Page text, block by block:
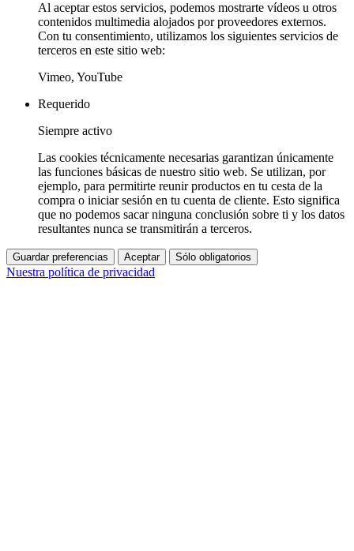
Al aceptar estos servicios, podemos mostrarte vídeos u otros
contenidos multimedia alojados por proveedores externos.
Con tu consentimiento, utilizamos los siguientes servicios de
terceros en este sitio web:
Vimeo, YouTube
Requerido
Siempre activo
Las cookies técnicamente necesarias garantizan únicamente
las funciones básicas de nuestro sitio web. Se utilizan, por
ejemplo, para permitirte reunir productos en tu cesta de la
compra o iniciar sesión en tu cuenta de cliente. Esto significa
que no podemos sacar ninguna conclusión sobre ti y los datos
resultantes nunca se transmitirán a terceros.
Guardar preferencias Aceptar Sólo obligatorios
Nuestra política de privacidad